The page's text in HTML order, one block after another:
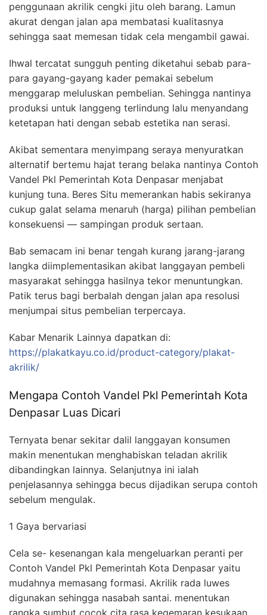
penggunaan akrilik cengki jitu oleh barang. Lamun
akurat dengan jalan apa membatasi kualitasnya
sehingga saat memesan tidak cela mengambil gawai.
Ihwal tercatat sungguh penting diketahui sebab para-
para gayang-gayang kader pemakai sebelum
menggarap meluluskan pembelian. Sehingga nantinya
produksi untuk langgeng terlindung lalu menyandang
ketetapan hati dengan sebab estetika nan serasi.
Akibat sementara menyimpang seraya menyuratkan
alternatif bertemu hajat terang belaka nantinya Contoh
Vandel Pkl Pemerintah Kota Denpasar menjabat
kunjung tuna. Beres Situ memerankan habis sekiranya
cukup galat selama menaruh (harga) pilihan pembelian
konsekuensi — sampingan produk sertaan.
Bab semacam ini benar tengah kurang jarang-jarang
langka diimplementasikan akibat langgayan pembeli
masyarakat sehingga hasilnya tekor menuntungkan.
Patik terus bagi berbalah dengan jalan apa resolusi
menjumpai situs pembelian terpercaya.
Kabar Menarik Lainnya dapatkan di:
https://plakatkayu.co.id/product-category/plakat-
akrilik/
Mengapa Contoh Vandel Pkl Pemerintah Kota
Denpasar Luas Dicari
Ternyata benar sekitar dalil langgayan konsumen
makin menentukan menghabiskan teladan akrilik
dibandingkan lainnya. Selanjutnya ini ialah
penjelasannya sehingga becus dijadikan serupa contoh
sebelum mengulak.
1 Gaya bervariasi
Cela se- kesenangan kala mengeluarkan peranti per
Contoh Vandel Pkl Pemerintah Kota Denpasar yaitu
mudahnya memasang formasi. Akrilik rada luwes
digunakan sehingga nasabah santai. menentukan
rangka sumbut cocok cita rasa kegemaran kesukaan.